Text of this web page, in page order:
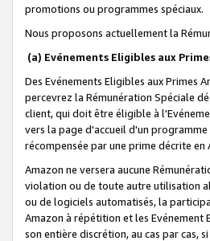
promotions ou programmes spéciaux.
Nous proposons actuellement la
(a) Evénements Eligibles aux
Des Evénements Eligibles aux Primes
percevrez la Rémunération Spéciale
client, qui doit être éligible à
vers la page d'accueil d'un
récompensée par une prime décrite en
Amazon ne versera aucune
violation ou de toute autre utilisation
ou de logiciels automatisés, la
Amazon à répétition et les Evénement
son entière discrétion, au cas par cas,